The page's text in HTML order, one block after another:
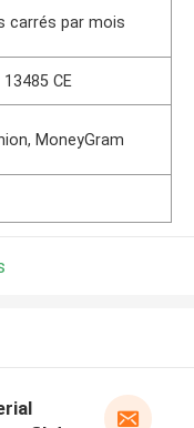
carrés par mois
CE
MoneyGram